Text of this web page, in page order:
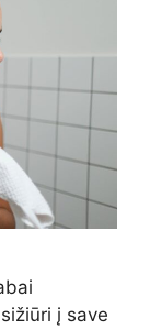
į save